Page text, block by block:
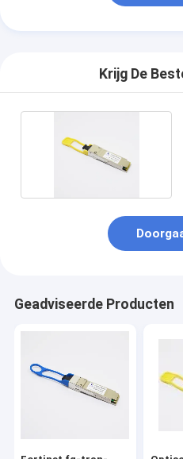
Krijg De
Geadviseerde Producten